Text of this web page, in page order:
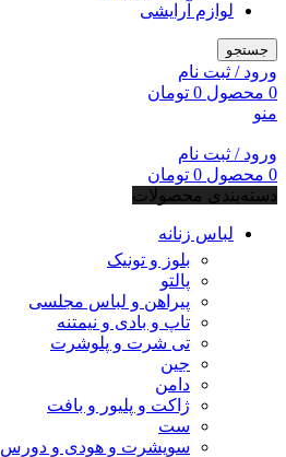
لوازم آرایشی
جستجو
ورود / ثبت نام
0 محصول 0 تومان
منو
ورود / ثبت نام
0 محصول 0 تومان
دسته‌بندی محصولات
لباس زنانه
بلوز و تونیک
پالتو
پیراهن و لباس مجلسی
تاپ و بادی و نیمتنه
تی شرت و پلوشرت
جین
دامن
ژاکت و پلیور و بافت
ست
سویشرت و هودی و دورس